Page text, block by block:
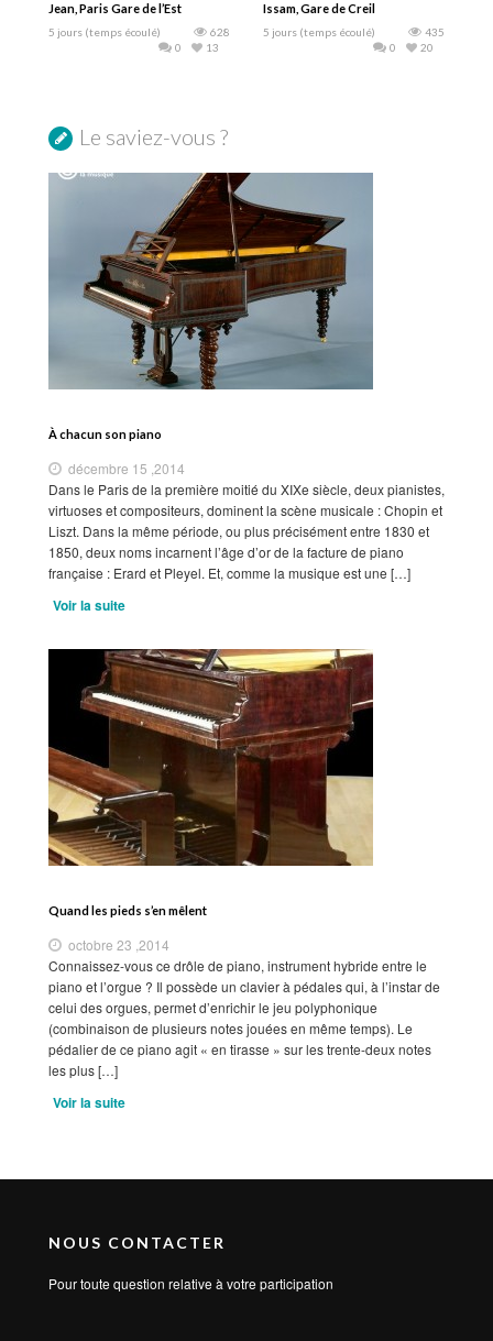
Jean, Paris Gare de l’Est
5 jours (temps écoulé)
628
13
0
Issam, Gare de Creil
5 jours (temps écoulé)
435
20
0
Le saviez-vous ?
À chacun son piano
décembre 15 ,2014
Dans le Paris de la première moitié du XIXe siècle, deux pianistes,
virtuoses et compositeurs, dominent la scène musicale : Chopin et
Liszt. Dans la même période, ou plus précisément entre 1830 et
1850, deux noms incarnent l’âge d’or de la facture de piano
française : Erard et Pleyel. Et, comme la musique est une […]
Voir la suite
Quand les pieds s’en mêlent
octobre 23 ,2014
Connaissez-vous ce drôle de piano, instrument hybride entre le
piano et l’orgue ? Il possède un clavier à pédales qui, à l’instar de
celui des orgues, permet d’enrichir le jeu polyphonique
(combinaison de plusieurs notes jouées en même temps). Le
pédalier de ce piano agit « en tirasse » sur les trente-deux notes
les plus […]
Voir la suite
NOUS CONTACTER
Pour toute question relative à votre participation